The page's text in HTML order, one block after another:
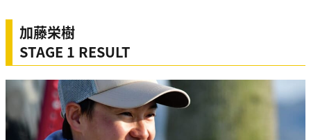
加藤栄樹
STAGE 1 RESULT